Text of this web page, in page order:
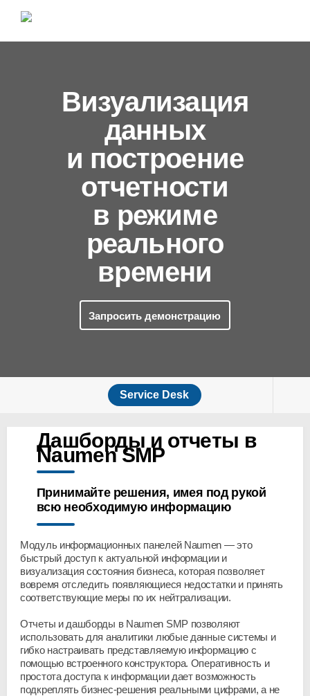
Визуализация
данных
и построение
отчетности
в режиме
реального
времени
Запросить демонстрацию
Service Desk
Дашборды и отчеты в
Naumen SMP
Принимайте решения, имея под рукой
всю необходимую информацию
Модуль информационных панелей Naumen — это
быстрый доступ к актуальной информации и
визуализация состояния бизнеса, которая позволяет
вовремя отследить появляющиеся недостатки и принять
соответствующие меры по их нейтрализации.
Отчеты и дашборды в Naumen SMP позволяют
использовать для аналитики любые данные системы и
гибко настраивать представляемую информацию с
помощью встроенного конструктора. Оперативность и
простота доступа к информации дает возможность
подкреплять бизнес-решения реальными цифрами, а не